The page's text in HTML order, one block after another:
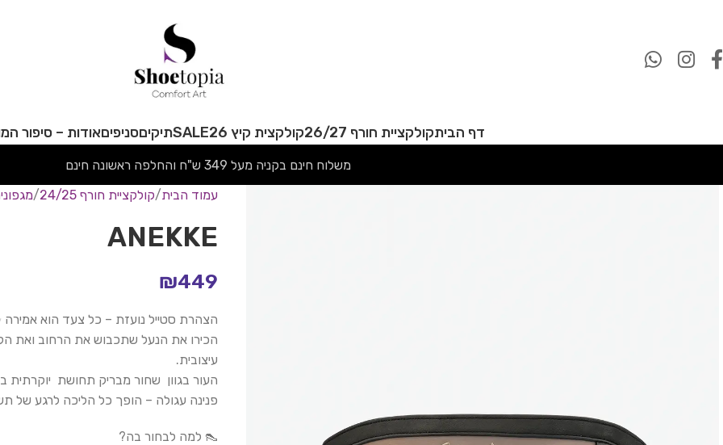
דף הביתקולקציית חורף 26/27 קולקצית קיץ 26 SALEתיקיםסניפיםאודות – סיפור
משלוח חינם בקניה מעל 349 ש"ח והחלפה ראשונה חינם
עמוד הבית קולקציית חורף 24/25
ANEKKE
₪449
הצהרת סטייל נועזת – כל צעד הוא אמירה
הכירו את הנעל שתכבוש את הרחוב ואת
עיצובית.
העור בגוון שחור מבריק תחושת יוקרתית
פנינה עגולה – הופך כל הליכה לרגע של
👠 למה לבחור בה?